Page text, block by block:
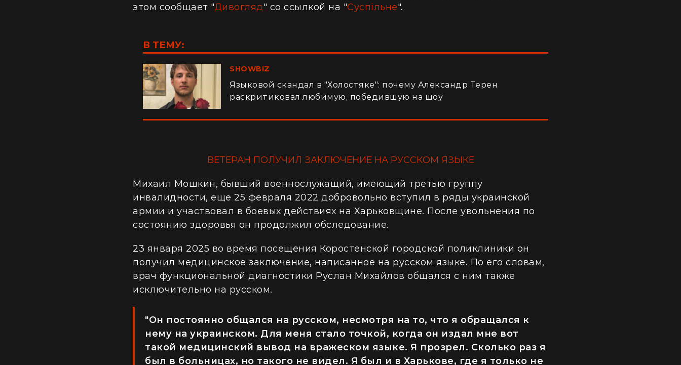
этом сообщает "Дивогляд" со ссылкой на "Суспільне".
В ТЕМУ:
SHOWBIZ
Языковой скандал в "Холостяке": почему Александр Терен
раскритиковал любимую, победившую на шоу
ВЕТЕРАН ПОЛУЧИЛ ЗАКЛЮЧЕНИЕ НА РУССКОМ ЯЗЫКЕ
Михаил Мошкин, бывший военнослужащий, имеющий третью группу
инвалидности, еще 25 февраля 2022 добровольно вступил в ряды украинской
армии и участвовал в боевых действиях на Харьковщине. После увольнения по
состоянию здоровья он продолжил обследование.
23 января 2025 во время посещения Коростенской городской поликлиники он
получил медицинское заключение, написанное на русском языке. По его словам,
врач функциональной диагностики Руслан Михайлов общался с ним также
исключительно на русском.
"Он постоянно общался на русском, несмотря на то, что я обращался к
нему на украинском. Для меня стало точкой, когда он издал мне вот
такой медицинский вывод на вражеском языке. Я прозрел. Сколько раз я
был в больницах, но такого не видел. Я был и в Харькове, где я только не